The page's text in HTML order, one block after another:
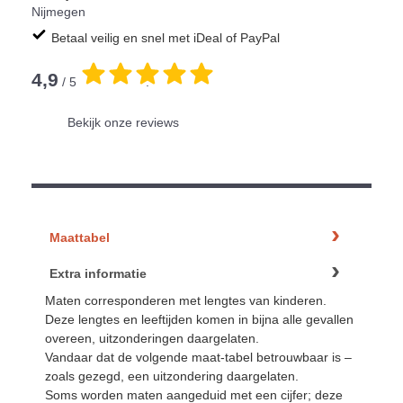
Nijmegen
Betaal veilig en snel met iDeal of PayPal
4,9 / 5 .
Bekijk onze reviews
Maattabel
Extra informatie
Maten corresponderen met lengtes van kinderen.
Deze lengtes en leeftijden komen in bijna alle gevallen
overeen, uitzonderingen daargelaten.
Vandaar dat de volgende maat-tabel betrouwbaar is –
zoals gezegd, een uitzondering daargelaten.
Soms worden maten aangeduid met een cijfer; deze